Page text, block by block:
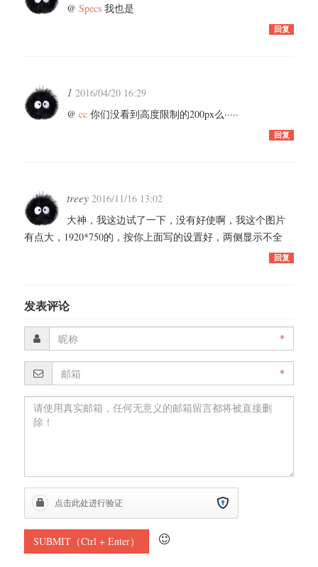
@ Specs 我也是
回复
1 2016/04/20 16:29
@ cc 你们没看到高度限制的200px么·····
回复
treey 2016/11/16 13:02
大神，我这边试了一下，没有好使啊，我这个图片
有点大，1920*750的，按你上面写的设置好，两侧显示不全
回复
发表评论
*
*